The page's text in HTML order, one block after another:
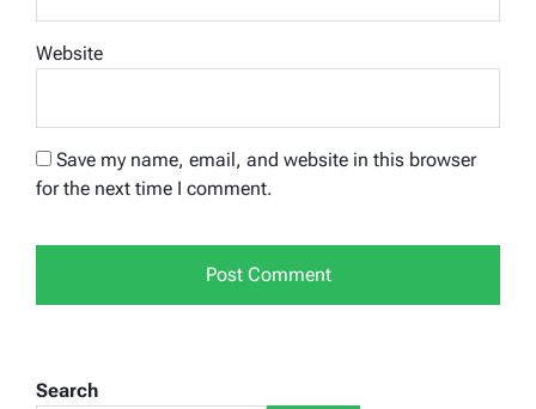
Website
Save my name, email, and website in this browser
for the next time I comment.
Search